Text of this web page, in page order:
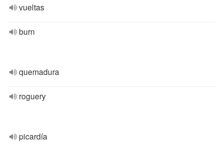
vueltas
burn
quemadura
roguery
picardía